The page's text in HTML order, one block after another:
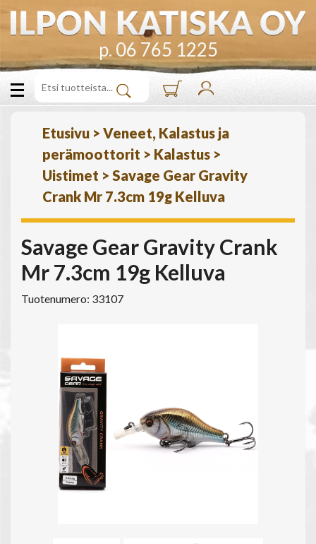
p. 06 765 1225
Etusivu > Veneet, Kalastus ja
perämoottorit > Kalastus >
Uistimet > Savage Gear Gravity
Crank Mr 7.3cm 19g Kelluva
Savage Gear Gravity Crank
Mr 7.3cm 19g Kelluva
Tuotenumero: 33107